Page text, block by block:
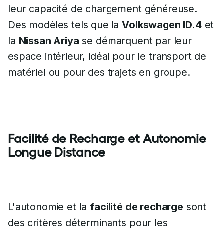
leur capacité de chargement généreuse.
Des modèles tels que laVolkswagen ID.4et
la Nissan Ariya se démarquent par leur
espace intérieur, idéal pour le transport de
matériel ou pour des trajets en groupe.
Facilité de Recharge et Autonomie
Longue Distance
L'autonomie et la facilité de recharge sont
des critères déterminants pour les